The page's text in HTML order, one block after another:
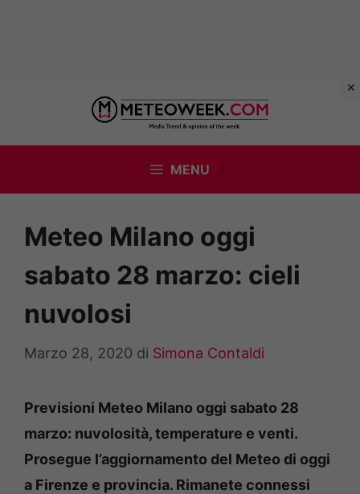
contenuto
MENU
Meteo Milano oggi
sabato 28 marzo: cieli
nuvolosi
Marzo 28, 2020 di Simona Contaldi
Previsioni Meteo Milano oggi sabato 28
marzo: nuvolosità, temperature e venti.
Prosegue l’aggiornamento del Meteo di oggi
a Firenze e provincia. Rimanete connessi